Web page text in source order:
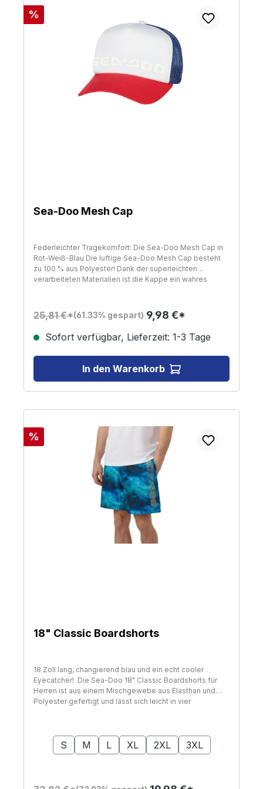
Rabatt
%
Sea-Doo Mesh Cap
Federleichter Tragekomfort: Die Sea-Doo Mesh Cap in
Rot-Weiß-Blau Die luftige Sea-Doo Mesh Cap besteht
zu 100 % aus Polyester! Dank der superleichten
verarbeiteten Materialien ist die Kappe ein wahres
einem Gitternetzgewebe (Mesh) gefertigt, so dass es
unter der Kappe niemals zu heiß wird! Da die Mesh
Cap in Einheitsgröße gefertigt ist, befindet sich auf der
Rückseite die altbewährte, super anpassbare
Sommerbegleiter in Trendfarben Hier in Rot-Weiß Blau
Auch in Schwarz erhältlich
25,81 €*(61.33% gespart) 9,98 €*
Sofort verfügbar, Lieferzeit: 1-3 Tage
In den Warenkorb
Rabatt
%
18" Classic Boardshorts
18 Zoll lang, changierend blau und ein echt cooler
Eyecatcher! Die Sea-Doo 18" Classic Boardshorts für
Herren ist aus einem Mischgewebe aus Elasthan und
Polyester gefertigt und lässt sich leicht in vier
auch bei einem längeren Aufenthalt in der Sonne nicht
um Sonnenschutz sorgen müssen. Das Sea-Doo-
Hingucker. Auf einen Blick 90% Polyester, 10% Elasthan.
S
M L XL 2XL 3XL